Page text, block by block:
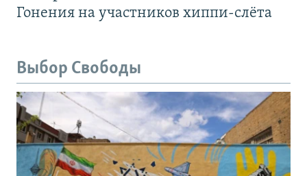
Гонения на участников хиппи-слёта
Выбор Свободы